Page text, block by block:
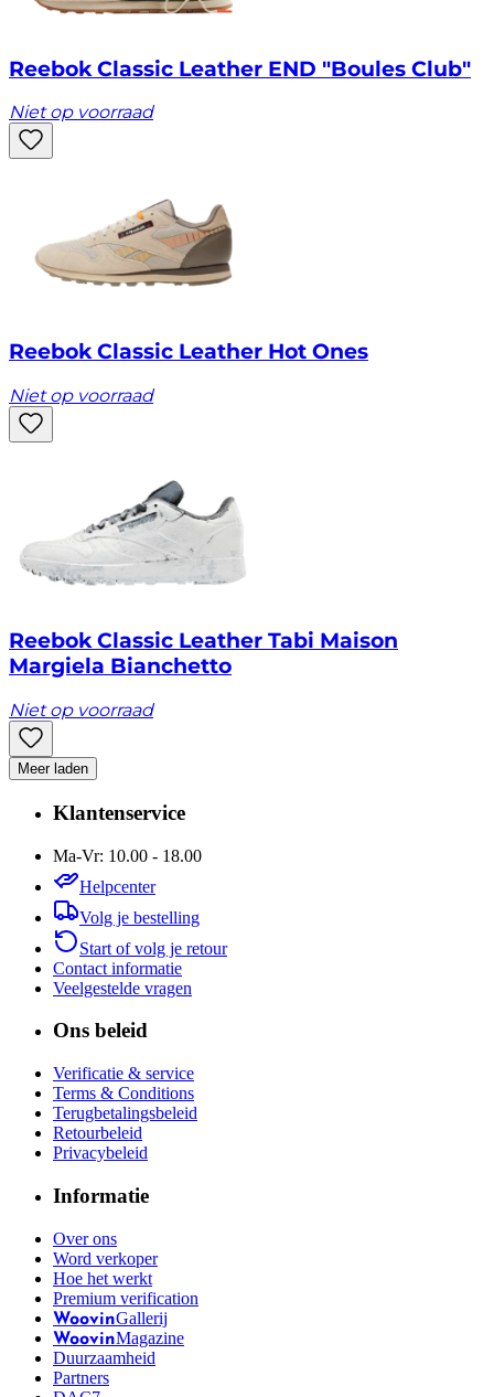
Reebok Classic Leather END "Boules Club"
Niet op voorraad
Reebok Classic Leather Hot Ones
Niet op voorraad
Reebok Classic Leather Tabi Maison
Margiela Bianchetto
Niet op voorraad
Meer laden
Klantenservice
Ma-Vr: 10.00 - 18.00
Helpcenter
Volg je bestelling
Start of volg je retour
Contact informatie
Veelgestelde vragen
Ons beleid
Verificatie & service
Terms & Conditions
Terugbetalingsbeleid
Retourbeleid
Privacybeleid
Informatie
Over ons
Word verkoper
Hoe het werkt
Premium verification
WoovinGallerij
WoovinMagazine
Duurzaamheid
Partners